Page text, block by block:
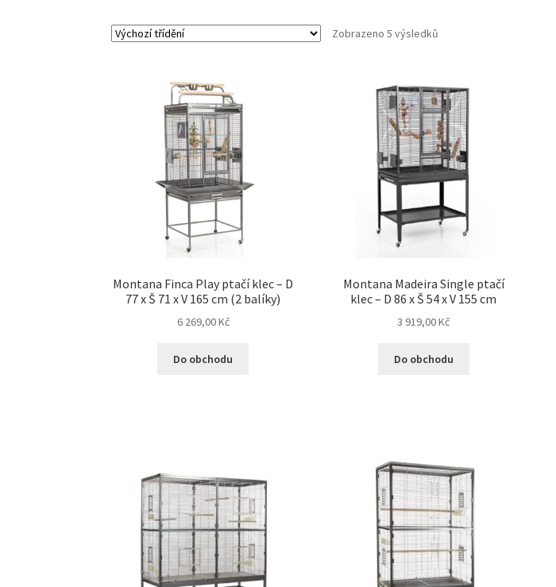
Zobrazeno 5 výsledků
Montana Finca Play ptačí klec – D
77 x Š 71 x V 165 cm (2 balíky)
6 269,00Kč
Do obchodu
Montana Madeira Single ptačí
klec – D 86 x Š 54 x V 155 cm
3 919,00Kč
Do obchodu